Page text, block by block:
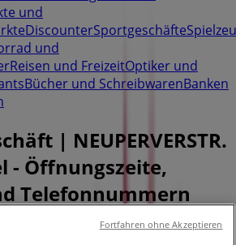
und
DiscounterSportgeschäfte
und
Reisen und FreizeitOptiker und
Bücher und SchreibwarenBanken
| NEUPERVERSTR.
- Öffnungszeite,
Telefonnummern
Fortfahren ohne Akzeptieren